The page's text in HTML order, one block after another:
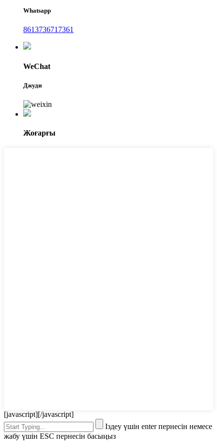
Whatsapp
8613736717361
WeChat
Джуди
Жоғарғы
[javascript][/javascript]
Іздеу үшін enter пернесін немесе
жабу үшін ESC пернесін басыңыз